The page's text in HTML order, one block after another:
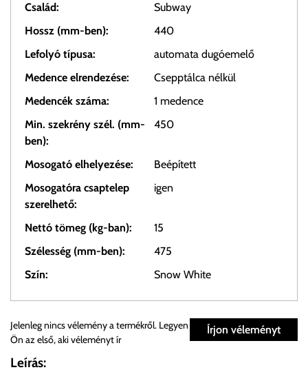
Család:
Subway
Hossz (mm-ben):
440
Lefolyó típusa:
automata dugóemelő
Medence elrendezése:
Csepptálca nélkül
Medencék száma:
1 medence
Min. szekrény szél. (mm-
ben):
450
Mosogató elhelyezése:
Beépített
Mosogatóra csaptelep
szerelhető:
igen
Nettó tömeg (kg-ban):
15
Szélesség (mm-ben):
475
Szín:
Snow White
Személyes átvétel:
Önnek lehetősége van rendelését a beérkezést követően
Írjon véleményt
Jelenleg nincs vélemény a termékről. Legyen
Ön az első, aki véleményt ír
Leírás: